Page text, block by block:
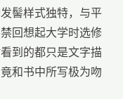
髻样式独特，与平
回想起大学时选修
到的都只是文字描
和书中所写极为吻